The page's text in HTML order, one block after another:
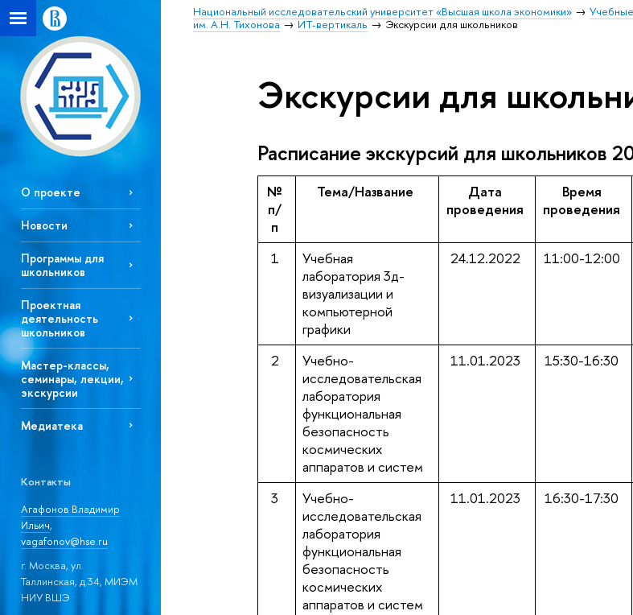
Национальный исследовательский университет «Высшая школа экономики»
им. А.Н. Тихонова
ИТ-вертикаль Экскурсии для школьников
О проекте
Новости
Программы для
школьников
Проектная
деятельность
школьников
Мастер-классы,
семинары, лекции,
экскурсии
Медиатека
Контакты
Агафонов Владимир
Ильич,
vagafonov@hse.ru
г. Москва, ул.
Таллинская, д.34, МИЭМ
НИУ ВШЭ
Экскурсии для
Расписание экскурсий для школьников
№
п/
п
Тема/Название
Дата
проведения
Время
проведения
1
Учебная
лаборатория 3д-
визуализации и
компьютерной
графики
24.12.2022 11:00-12:00
2
Учебно-
исследовательская
лаборатория
функциональная
безопасность
космических
аппаратов и систем
11.01.2023 15:30-16:30
3
Учебно-
исследовательская
лаборатория
функциональная
безопасность
космических
аппаратов и систем
11.01.2023 16:30-17:30